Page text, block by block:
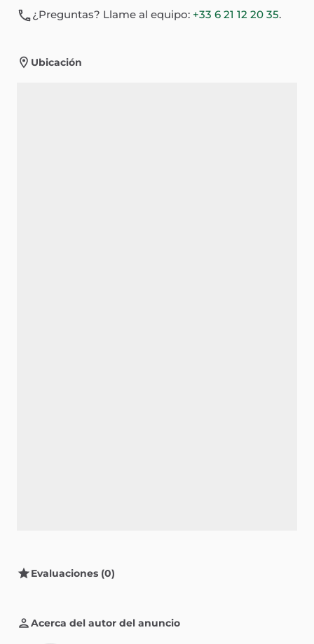
¿Preguntas? Llame al equipo: +33 6 21 12 20 35.
Ubicación
Evaluaciones (0)
Acerca del autor del anuncio